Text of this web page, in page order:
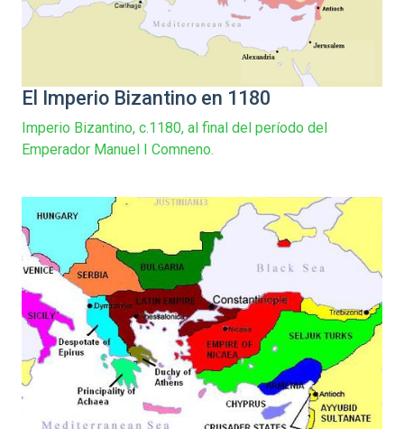
El Imperio Bizantino en 1180
Imperio Bizantino, c.1180, al final del período del
Emperador Manuel I Comneno.